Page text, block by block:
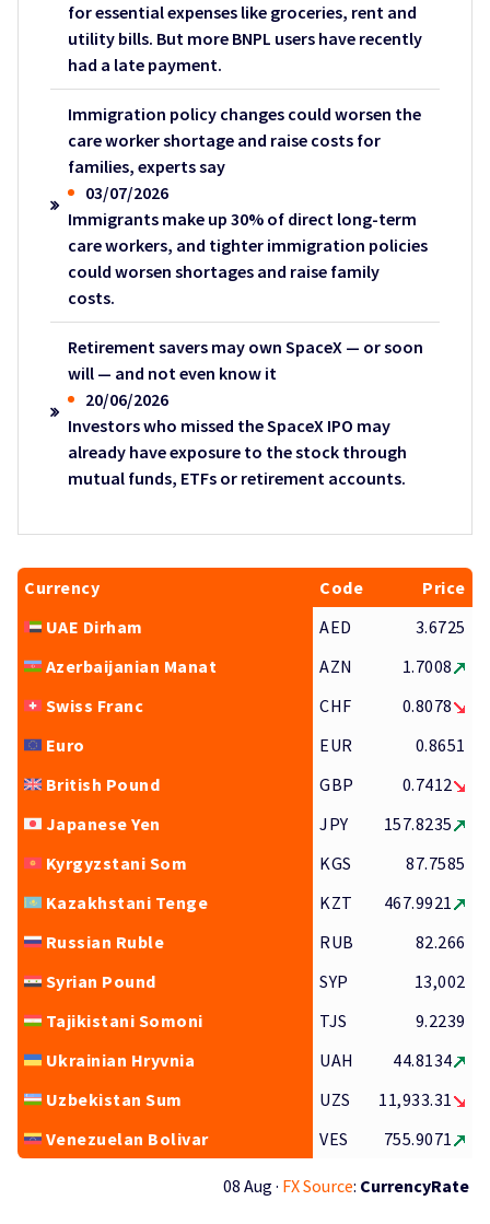
for essential expenses like groceries, rent and
utility bills. But more BNPL users have recently
had a late payment.
Immigration policy changes could worsen the
care worker shortage and raise costs for
families, experts say
03/07/2026
Immigrants make up 30% of direct long-term
care workers, and tighter immigration policies
could worsen shortages and raise family
costs.
Retirement savers may own SpaceX — or soon
will — and not even know it
20/06/2026
Investors who missed the SpaceX IPO may
already have exposure to the stock through
mutual funds, ETFs or retirement accounts.
Currency Code
Price
UAE Dirham
AED
3.6725
Azerbaijanian Manat
AZN
1.7008
Swiss Franc
CHF
0.8078
Euro
EUR
0.8651
British Pound
GBP
0.7412
Japanese Yen
JPY
157.8235
Kyrgyzstani Som
KGS
87.7585
Kazakhstani Tenge
KZT
467.9921
Russian Ruble
RUB
82.266
Syrian Pound
SYP
13,002
Tajikistani Somoni
TJS
9.2239
Ukrainian Hryvnia
UAH
44.8134
Uzbekistan Sum
UZS
11,933.31
Venezuelan Bolivar
VES 755.9071
08 Aug · FX Source: CurrencyRate